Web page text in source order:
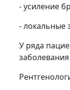
- усиление
- локальные
У ряда